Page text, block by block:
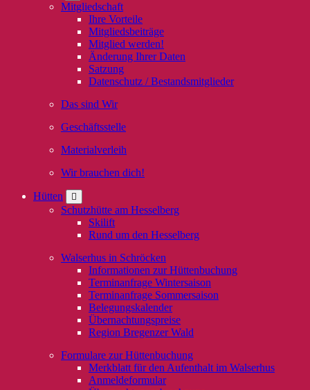
Mitgliedschaft
Ihre Vorteile
Mitgliedsbeiträge
Mitglied werden!
Änderung Ihrer Daten
Satzung
Datenschutz / Bestandsmitglieder
Das sind Wir
Geschäftsstelle
Materialverleih
Wir brauchen dich!
Hütten
Schutzhütte am Hesselberg
Skilift
Rund um den Hesselberg
Walserhus in Schröcken
Informationen zur Hüttenbuchung
Terminanfrage Wintersaison
Terminanfrage Sommersaison
Belegungskalender
Übernachtungspreise
Region Bregenzer Wald
Formulare zur Hüttenbuchung
Merkblatt für den Aufenthalt im Walserhus
Anmeldeformular